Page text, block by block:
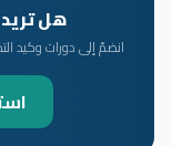
هل
انضمّ إلى دورات وكيد